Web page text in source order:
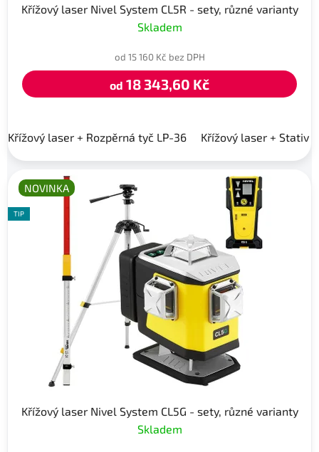
Křížový laser Nivel System CL5R - sety, různé varianty
Skladem
od 15 160 Kč bez DPH
od 18 343,60 Kč
Křížový laser + Rozpěrná tyč LP-36 Křížový laser + Stativ
NOVINKA
TIP
Křížový laser Nivel System CL5G - sety, různé varianty
Skladem